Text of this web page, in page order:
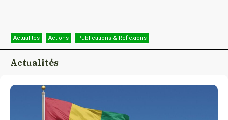
Actualités Actions Publications & Réflexions
Actualités